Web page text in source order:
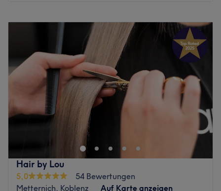
09:00 – 18:00
– 18:00
Donnerstag
18:00
Freitag
19:00
Samstag
09:00 –18:00
Sonntag
Geschlossen
Ein Schnitt, der sitzt – ein Look, der wirkt. Im Friseursalon
Rosé Hairdesign in Koblenz steht deine Persönlichkeit im
Mittelpunkt. Ob ein frischer Haarschnitt, strahlende
Colorationen, schonende Pflegebehandlungen oder
typgerechtes Styling – im Rosé Hairdesign bekommst du
alles, was dein Haar braucht, um gesund, lebendig und
ausdrucksstark zu wirken.
Hair by Lou
5,0
54 Bewertungen
Metternich, Koblenz
Auf Karte anzeigen